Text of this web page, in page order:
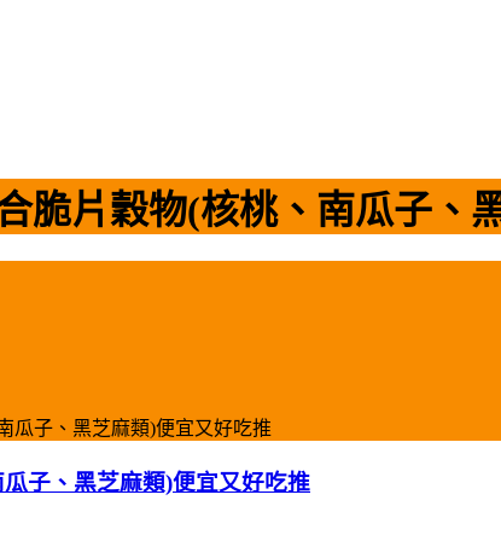
脆片穀物(核桃、南瓜子、
瓜子、黑芝麻類)便宜又好吃推
子、黑芝麻類)便宜又好吃推